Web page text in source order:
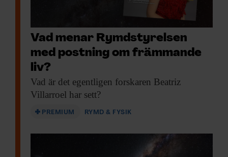
Vad menar Rymdstyrelsen
med postning om främmande
liv?
Vad är det egentligen forskaren Beatriz
Villarroel har sett?
PREMIUM RYMD & FYSIK